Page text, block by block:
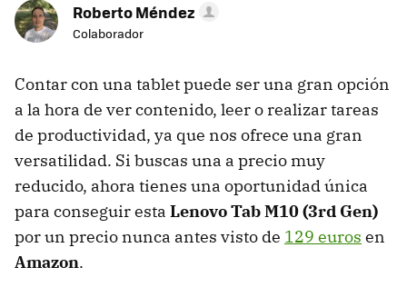
Roberto Méndez
Colaborador
Contar con una tablet puede ser una gran opción
a la hora de ver contenido, leer o realizar tareas
de productividad, ya que nos ofrece una gran
versatilidad. Si buscas una a precio muy
reducido, ahora tienes una oportunidad única
para conseguir esta Lenovo Tab M10 (3rd Gen)
por un precio nunca antes visto de 129 euros en
Amazon.